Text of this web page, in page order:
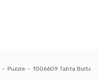
Puzzle 1006609 Tahta Bultak